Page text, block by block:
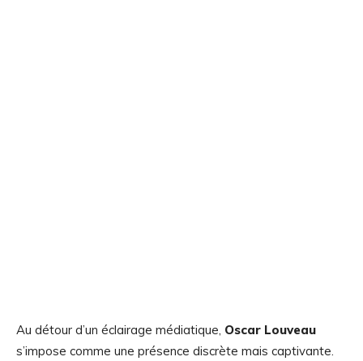
Au détour d’un éclairage médiatique, Oscar Louveau
s’impose comme une présence discrète mais captivante.